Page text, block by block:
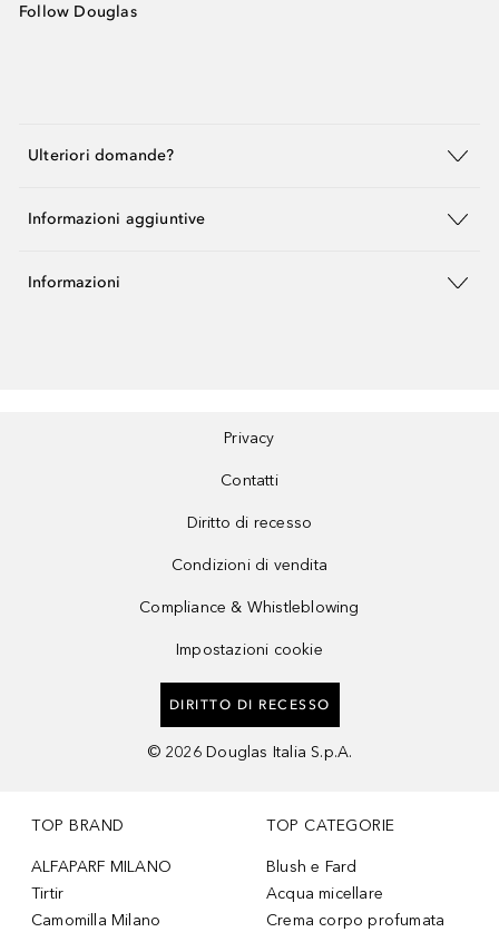
Follow Douglas
Ulteriori domande?
Informazioni aggiuntive
Informazioni
Privacy
Contatti
Diritto di recesso
Condizioni di vendita
Compliance & Whistleblowing
Impostazioni cookie
DIRITTO DI RECESSO
© 2026 Douglas Italia S.p.A.
TOP BRAND
ALFAPARF MILANO
Tirtir
Camomilla Milano
TOP CATEGORIE
Blush e Fard
Acqua micellare
Crema corpo profumata